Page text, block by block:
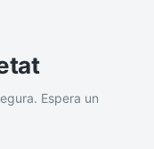
Espera un